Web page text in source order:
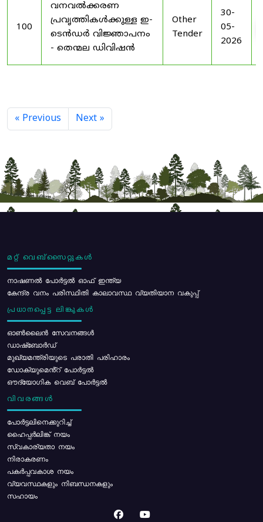
100
വനവൽക്കരണ
പ്രവൃത്തികൾക്കുള്ള ഇ-
ടെൻഡർ വിജ്ഞാപനം
- തെന്മല ഡിവിഷൻ
Other
Tender
30-
05-
2026
« Previous Next »
മറ്റ് വെബ്സൈറ്റുകൾ
നാഷണൽ പോർട്ടൽ ഓഫ് ഇന്ത്യ
കേന്ദ്ര വനം പരിസ്ഥിതി കാലാവസ്ഥ വ്യതിയാന വകുപ്പ്
പ്രധാനപ്പെട്ട ലിങ്കുകൾ
ഓൺലൈൻ സേവനങ്ങൾ
ഡാഷ്ബോർഡ്
മുഖ്യമന്ത്രിയുടെ പരാതി പരിഹാരം
ഡോക്യുമെൻ്റ് പോർട്ടൽ
ഔദ്യോഗിക വെബ് പോർട്ടൽ
വിവരങ്ങൾ
പോര്‍ട്ടലിനെക്കുറിച്ച്
ഹൈപ്പർലിങ്ക് നയം
സ്വകാര്യതാ നയം
നിരാകരണം
പകർപ്പവകാശ നയം
വ്യവസ്ഥകളും നിബന്ധനകളും
സഹായം